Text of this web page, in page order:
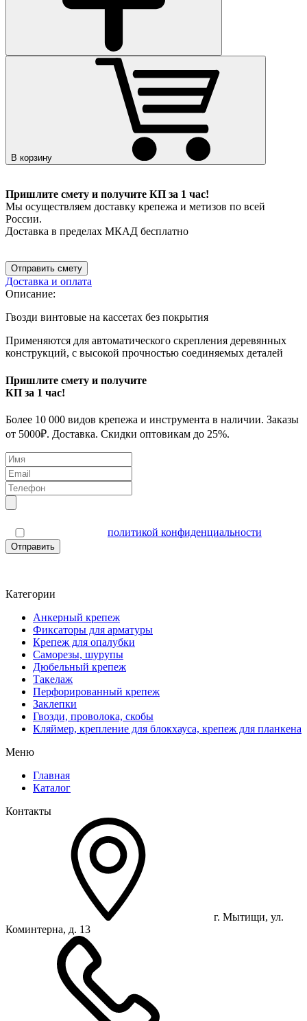
В корзину
Пришлите смету и получите КП за 1 час!
Мы осуществляем доставку крепежа и метизов по всей
России.
Доставка в пределах МКАД бесплатно
Отправить смету
Доставка и оплата
Описание:
Гвозди винтовые на кассетах без покрытия
Применяются для автоматического скрепления деревянных
конструкций, с высокой прочностью соединяемых деталей
Пришлите смету и получите
КП за 1 час!
Более 10 000 видов крепежа и инструмента в наличии. Заказы
от 5000₽. Доставка. Скидки оптовикам до 25%.
политикой конфиденциальности
Отправить
Категории
Анкерный крепеж
Фиксаторы для арматуры
Крепеж для опалубки
Саморезы, шурупы
Дюбельный крепеж
Такелаж
Перфорированный крепеж
Заклепки
Гвозди, проволока, скобы
Кляймер, крепление для блокхауса, крепеж для планкена
Меню
Главная
Каталог
Контакты
г. Мытищи, ул.
Коминтерна, д. 13